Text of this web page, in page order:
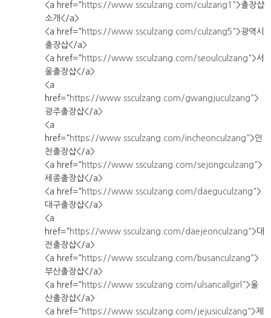
<a href=" https://www.ssculzang.com/culzang1">출장샵
소개</a>
<a href=" https://www.ssculzang.com/culzang5">광역시
출장샵</a>
<a href=" https://www.ssculzang.com/seoulculzang">서
울출장샵</a>
<a
href=" https://www.ssculzang.com/gwangjuculzang">
광주출장샵</a>
<a
href=" https://www.ssculzang.com/incheonculzang">인
천출장샵</a>
<a href=" https://www.ssculzang.com/sejongculzang">
세종출장샵</a>
<a href=" https://www.ssculzang.com/daeguculzang">
대구출장샵</a>
<a
href=" https://www.ssculzang.com/daejeonculzang">대
전출장샵</a>
<a href=" https://www.ssculzang.com/busanculzang">
부산출장샵</a>
<a href=" https://www.ssculzang.com/ulsancallgirl">울
산출장샵</a>
<a href=" https://www.ssculzang.com/jejusiculzang">제